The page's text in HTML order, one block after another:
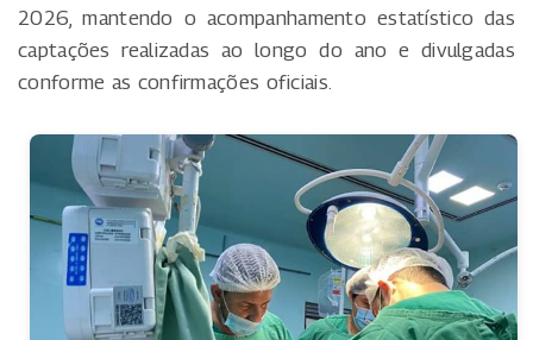
2026, mantendo o acompanhamento estatístico das
captações realizadas ao longo do ano e divulgadas
conforme as confirmações oficiais.